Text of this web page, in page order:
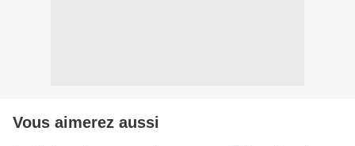
Vous aimerez aussi